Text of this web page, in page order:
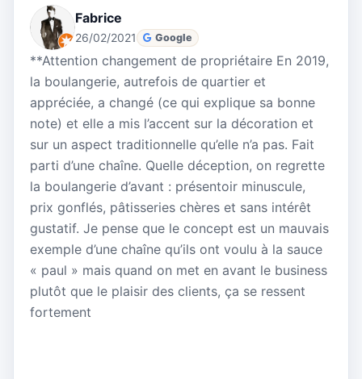
Fabrice
26/02/2021 Google
**Attention changement de propriétaire En 2019,
la boulangerie, autrefois de quartier et
appréciée, a changé (ce qui explique sa bonne
note) et elle a mis l’accent sur la décoration et
sur un aspect traditionnelle qu’elle n’a pas. Fait
parti d’une chaîne. Quelle déception, on regrette
la boulangerie d’avant : présentoir minuscule,
prix gonflés, pâtisseries chères et sans intérêt
gustatif. Je pense que le concept est un mauvais
exemple d’une chaîne qu’ils ont voulu à la sauce
« paul » mais quand on met en avant le business
plutôt que le plaisir des clients, ça se ressent
fortement